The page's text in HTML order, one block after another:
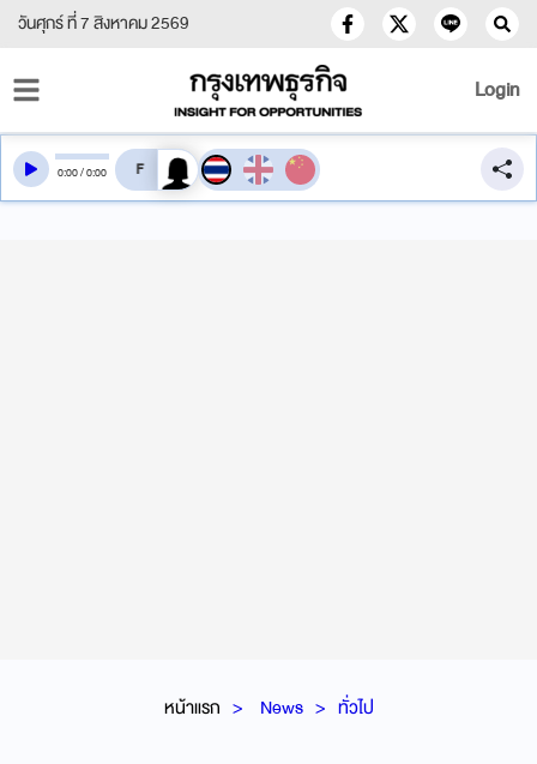
วันศุกร์ ที่ 7 สิงหาคม 2569
Login
หน้าแรก News ทั่วไป
0:00/0:00 สลับเสียงอ่าน